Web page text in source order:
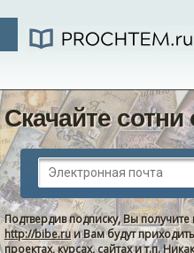
Скачайте
Подтвердив подписку, Вы
http://bibe.ruи Вам будут
проектах, курсах, сайтах и т.п.